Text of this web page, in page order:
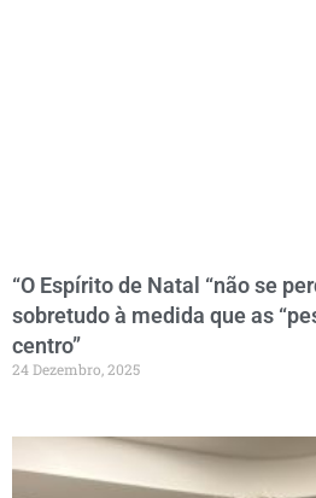
“O Espírito de Natal “não se
sobretudo à medida que as
centro”
24 Dezembro, 2025